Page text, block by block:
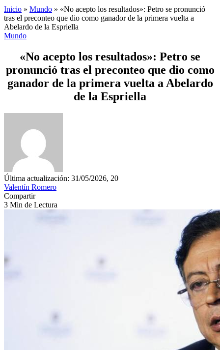
Inicio » Mundo » «No acepto los resultados»: Petro se pronunció
tras el preconteo que dio como ganador de la primera vuelta a
Abelardo de la Espriella
Mundo
«No acepto los resultados»: Petro se
pronunció tras el preconteo que dio como
ganador de la primera vuelta a Abelardo
de la Espriella
Última actualización: 31/05/2026, 20
Valentín Romero
Compartir
3 Min de Lectura